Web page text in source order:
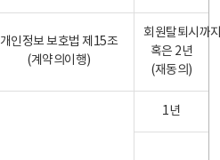
개인정보 보호법 제15조
(계약의이행)
회원탈퇴시까
혹은 2년
(재동의)
1년